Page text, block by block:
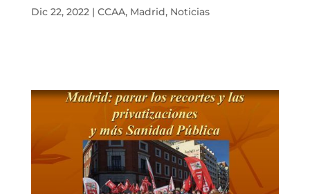
Dic 22, 2022| CCAA, Madrid, Noticias